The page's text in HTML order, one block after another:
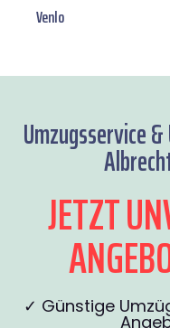
Venlo
Umzugsservice
JETZT
✓ Günstige